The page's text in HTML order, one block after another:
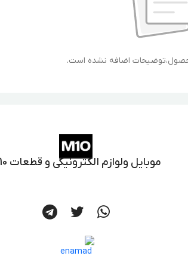
اضافه نشده است.
موبایل ولوازم الکترونیکی و قطعات M10